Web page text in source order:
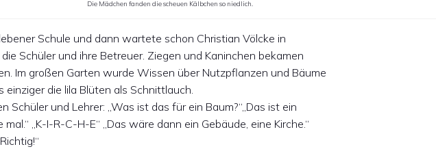
Die Mädchen fanden die scheuen Kälbchen so niedlich.
Schule und dann wartete schon Christian Völcke in
Schüler und ihre Betreuer. Ziegen und Kaninchen bekamen
Im großen Garten wurde Wissen über Nutzpflanzen und Bäume
einziger die lila Blüten als Schnittlauch.
Schüler und Lehrer: „Was ist das für ein Baum?“„Das ist ein
mal.“ „K-I-R-C-H-E“ „Das wäre dann ein Gebäude, eine Kirche.“